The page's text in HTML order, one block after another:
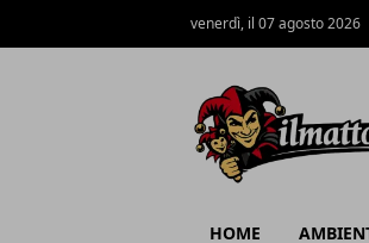
venerdì, il 07 agosto 2026
HOME